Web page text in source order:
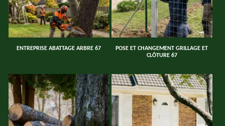
ENTREPRISE ABATTAGE ARBRE 67
POSE ET CHANGEMENT GRILLAGE ET
CLÔTURE 67